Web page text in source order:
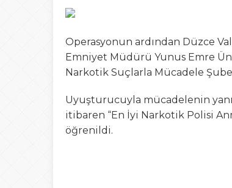
Operasyonun ardından Düzce
Emniyet Müdürü Yunus Emre
Narkotik Suçlarla Mücadele
Uyuşturucuyla mücadelenin
itibaren “En İyi Narkotik Polisi
öğrenildi.